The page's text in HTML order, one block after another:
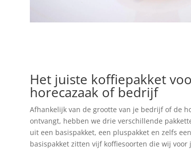
Het juiste koffiepakket
horecazaak of bedrijf
Afhankelijk van de grootte van je bedrijf of de
ontvangt, hebben we drie verschillende
uit een basispakket, een pluspakket en zelfs
basispakket zitten vijf koffiesoorten die wij voor